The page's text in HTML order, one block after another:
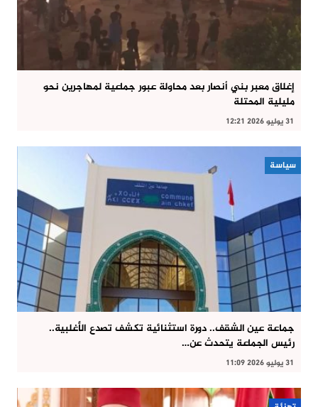
إغلاق معبر بني أنصار بعد محاولة عبور جماعية لمهاجرين نحو
مليلية المحتلة
31 يوليو 2026 12:21
سياسة
جماعة عين الشقف.. دورة استثنائية تكشف تصدع الأغلبية..
رئيس الجماعة يتحدث عن…
31 يوليو 2026 11:09